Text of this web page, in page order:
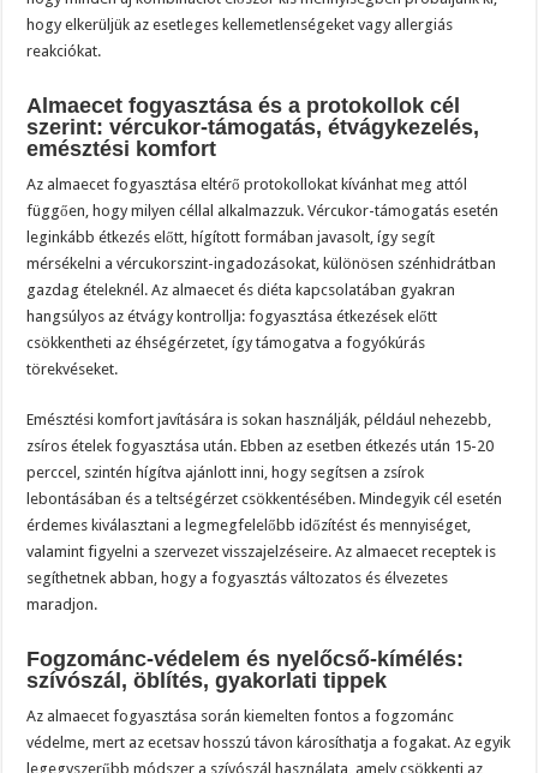
hogy elkerüljük az esetleges kellemetlenségeket vagy allergiás
reakciókat.
Almaecet fogyasztása és a protokollok cél
szerint: vércukor-támogatás, étvágykezelés,
emésztési komfort
Az almaecet fogyasztása eltérő protokollokat kívánhat meg attól
függően, hogy milyen céllal alkalmazzuk. Vércukor-támogatás esetén
leginkább étkezés előtt, hígított formában javasolt, így segít
mérsékelni a vércukorszint-ingadozásokat, különösen szénhidrátban
gazdag ételeknél. Az almaecet és diéta kapcsolatában gyakran
hangsúlyos az étvágy kontrollja: fogyasztása étkezések előtt
csökkentheti az éhségérzetet, így támogatva a fogyókúrás
törekvéseket.
Emésztési komfort javítására is sokan használják, például nehezebb,
zsíros ételek fogyasztása után. Ebben az esetben étkezés után 15-20
perccel, szintén hígítva ajánlott inni, hogy segítsen a zsírok
lebontásában és a teltségérzet csökkentésében. Mindegyik cél esetén
érdemes kiválasztani a legmegfelelőbb időzítést és mennyiséget,
valamint figyelni a szervezet visszajelzéseire. Az almaecet receptek is
segíthetnek abban, hogy a fogyasztás változatos és élvezetes
maradjon.
Fogzománc-védelem és nyelőcső-kímélés:
szívószál, öblítés, gyakorlati tippek
Az almaecet fogyasztása során kiemelten fontos a fogzománc
védelme, mert az ecetsav hosszú távon károsíthatja a fogakat. Az egyik
legegyszerűbb módszer a szívószál használata, amely csökkenti az